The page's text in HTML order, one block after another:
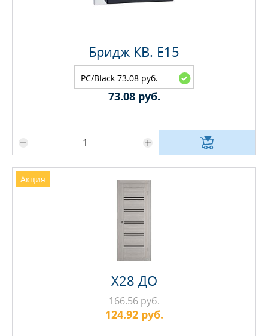
Бридж КВ. E15
PC/Black 73.08 руб.
73.08 руб.
Акция
Х28 ДО
166.56 руб.
124.92 руб.